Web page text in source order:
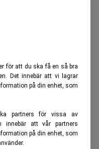
för att du ska få en så bra
Det innebär att vi lagrar
på din enhet, som
partners för vissa av
innebär att vår partners
på din enhet, som
blir du
helt
din dator